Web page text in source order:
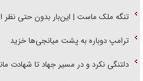
تنگه ملک ماست | این‌بار بدون حتی نظر
ترامپ دوباره به پشت میانجی‌ها خزید
دلتنگی نکرد و در مسیر جهاد تا شهادت